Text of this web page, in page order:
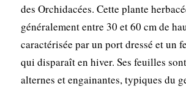
des Orchidacées. Cette plante
généralement entre 30 et 60 cm de
caractérisée par un port dressé et un
qui disparaît en hiver. Ses feuilles
alternes et engainantes, typiques du